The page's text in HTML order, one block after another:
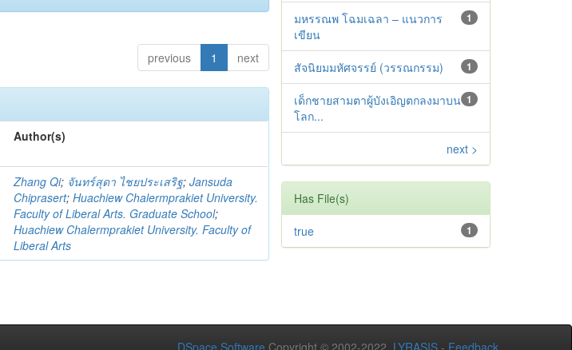
previous 1 next
Author(s)
Zhang Qi; จันทร์สุดา ไชยประเสริฐ;Jansuda
Chiprasert;Huachiew Chalermprakiet University.
Faculty of Liberal Arts. Graduate School;
Huachiew Chalermprakiet University. Faculty of
Liberal Arts
1
มหรรณพ โฉมเฉลา – แนวการ
เขียน
1
สัจนิยมมหัศจรรย์ (วรรณกรรม)
1
เด็กชายสามตาผู้บังเอิญตกลงมาบน
โลก...
next >
Has File(s)
1
true
DSpace Software Copyright © 2002-2022 LYRASIS - Feedback